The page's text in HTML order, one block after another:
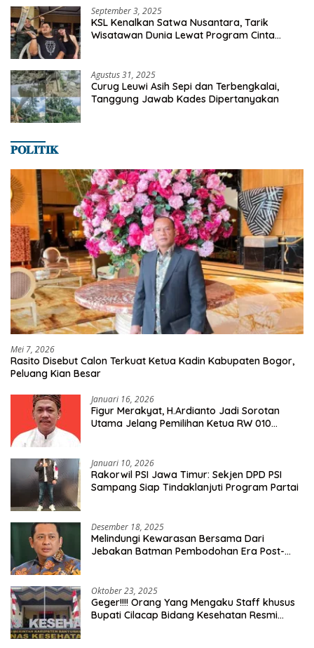
September 3, 2025
KSL Kenalkan Satwa Nusantara, Tarik
Wisatawan Dunia Lewat Program Cinta
Agustus 31, 2025
Curug Leuwi Asih Sepi dan Terbengkalai,
Tanggung Jawab Kades Dipertanyakan
𝐏𝐎𝐋𝐈𝐓𝐈𝐊
Mei 7, 2026
Rasito Disebut Calon Terkuat Ketua Kadin Kabupaten Bogor,
Peluang Kian Besar
Januari 16, 2026
Figur Merakyat, H.Ardianto Jadi Sorotan
Utama Jelang Pemilihan Ketua RW 010
Januari 10, 2026
Rakorwil PSI Jawa Timur: Sekjen DPD PSI
Sampang Siap Tindaklanjuti Program Partai
Desember 18, 2025
Melindungi Kewarasan Bersama Dari
Jebakan Batman Pembodohan Era Post-
Oktober 23, 2025
Geger!!!! Orang Yang Mengaku Staff khusus
Bupati Cilacap Bidang Kesehatan Resmi